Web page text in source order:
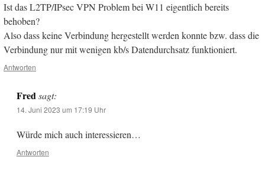
Ist das L2TP/IPsec VPN Problem bei W11 eigentlich bereits
behoben?
Also dass keine Verbindung hergestellt werden konnte bzw. dass die
Verbindung nur mit wenigen kb/s Datendurchsatz funktioniert.
Antworten
Fred sagt:
14. Juni 2023 um 17:19 Uhr
Würde mich auch interessieren…
Antworten